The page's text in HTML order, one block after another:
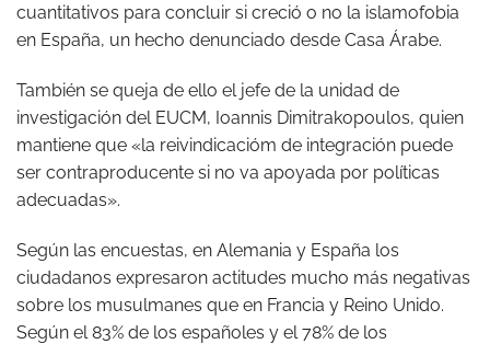
cuantitativos para concluir si creció o no la islamofobia
en España, un hecho denunciado desde Casa Árabe.
También se queja de ello el jefe de la unidad de
investigación del EUCM, Ioannis Dimitrakopoulos, quien
mantiene que «la reivindicacióm de integración puede
ser contraproducente si no va apoyada por políticas
adecuadas».
Según las encuestas, en Alemania y España los
ciudadanos expresaron actitudes mucho más negativas
sobre los musulmanes que en Francia y Reino Unido.
Según el 83% de los españoles y el 78% de los